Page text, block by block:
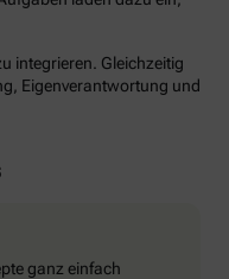
integrieren. Gleichzeitig
Eigenverantwortung und
ganz einfach